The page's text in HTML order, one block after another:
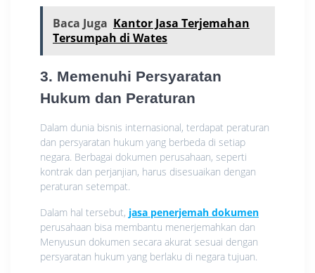
Baca Juga Kantor Jasa Terjemahan
Tersumpah di Wates
3. Memenuhi Persyaratan
Hukum dan Peraturan
Dalam dunia bisnis internasional, terdapat peraturan
dan persyaratan hukum yang berbeda di setiap
negara. Berbagai dokumen perusahaan, seperti
kontrak dan perjanjian, harus disesuaikan dengan
peraturan setempat.
Dalam hal tersebut, jasa penerjemah dokumen
perusahaan bisa membantu menerjemahkan dan
Menyusun dokumen secara akurat sesuai dengan
persyaratan hukum yang berlaku di negara tujuan.